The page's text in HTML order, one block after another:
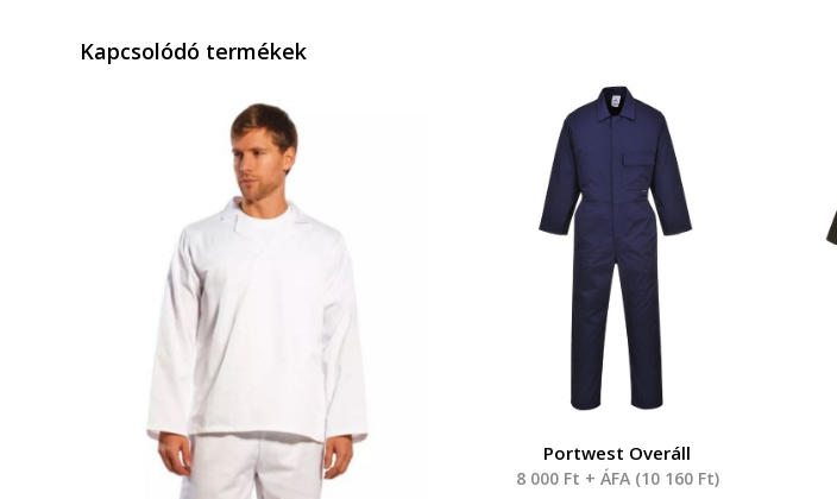
Kapcsolódó termékek
Portwest Overáll
8 000 Ft + ÁFA (10 160 Ft)